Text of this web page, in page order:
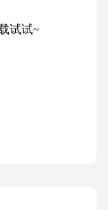
试试~